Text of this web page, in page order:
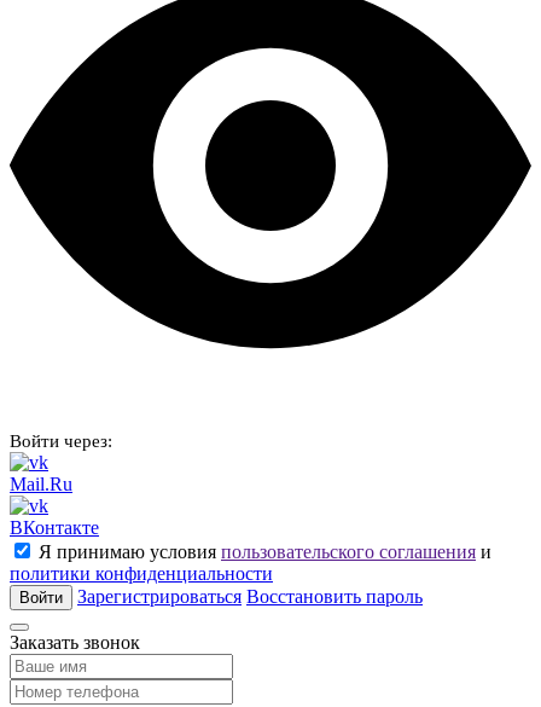
Войти через:
Mail.Ru
ВКонтакте
Я принимаю условия пользовательского соглашения и
политики конфиденциальности
Войти Зарегистрироваться Восстановить пароль
Заказать звонок